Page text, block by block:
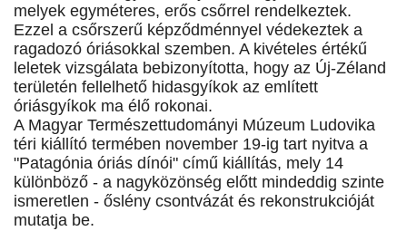
melyek egyméteres, erős csőrrel rendelkeztek.
Ezzel a csőrszerű képződménnyel védekeztek a
ragadozó óriásokkal szemben. A kivételes értékű
leletek vizsgálata bebizonyította, hogy az Új-Zéland
területén fellelhető hidasgyíkok az említett
óriásgyíkok ma élő rokonai.
A Magyar Természettudományi Múzeum Ludovika
téri kiállító termében november 19-ig tart nyitva a
"Patagónia óriás dínói" című kiállítás, mely 14
különböző - a nagyközönség előtt mindeddig szinte
ismeretlen - őslény csontvázát és rekonstrukcióját
mutatja be.